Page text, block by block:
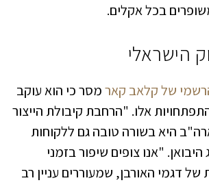
בכל אקלים.
הישראלי
של קלאב קארמסר כי הוא עוקב
אלו. "הרחבת קיבולת הייצור
היא בשורה טובה גם ללקוחות
היבואן. "אנו צופים שיפור בזמני
דגמי האורבן, שמעוררים עניין רב